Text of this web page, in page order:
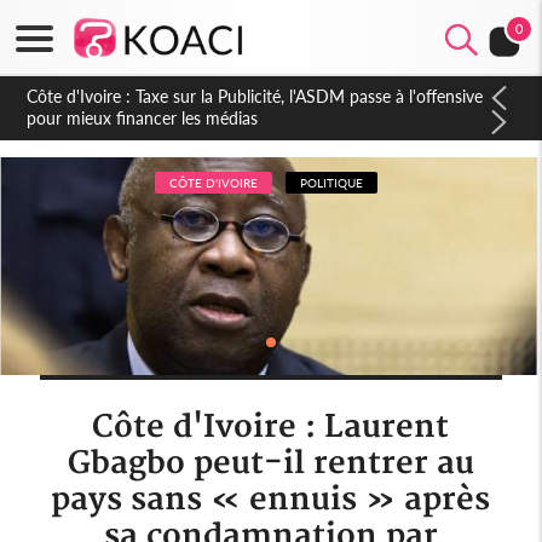
0
Côte d'Ivoire : Industrie des loisirs, Cocody, laboratoire du
futur hub touristique africain, un secteur en pleine révolution
CÔTE D'IVOIRE POLITIQUE
Côte d'Ivoire : Laurent
Gbagbo peut-il rentrer au
pays sans « ennuis » après